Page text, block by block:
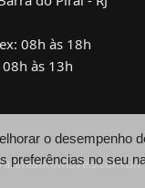
08h às 18h
às 13h
o desempenho
preferências no seu